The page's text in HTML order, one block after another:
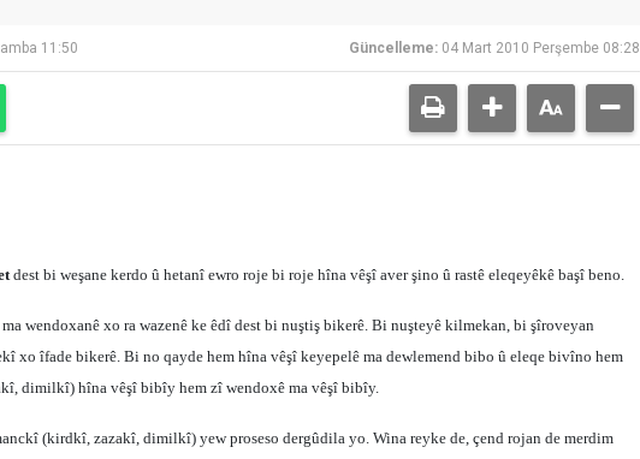
11:50 Güncelleme: 04 Mart 2010 Perşembe 08:28
dest bi weşane kerdo û hetanî ewro roje bi roje hîna vêşî aver şino û rastê eleqeyêkê başî beno.
wendoxanê xo ra wazenê ke êdî dest bi nuştiş bikerê. Bi nuşteyê kilmekan, bi şîroveyan
xo îfade bikerê. Bi no qayde hem hîna vêşî keyepelê ma dewlemend bibo û eleqe bivîno hem
dimilkî) hîna vêşî bibîy hem zî wendoxê ma vêşî bibîy.
(kirdkî, zazakî, dimilkî) yew proseso dergûdila yo. Wina reyke de, çend rojan de merdim